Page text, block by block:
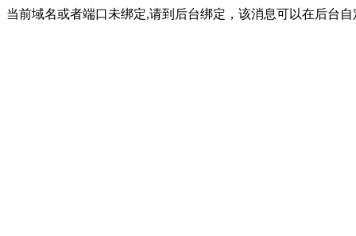
当前域名或者端口未绑定,请到后台绑定，该消息可以在后台自